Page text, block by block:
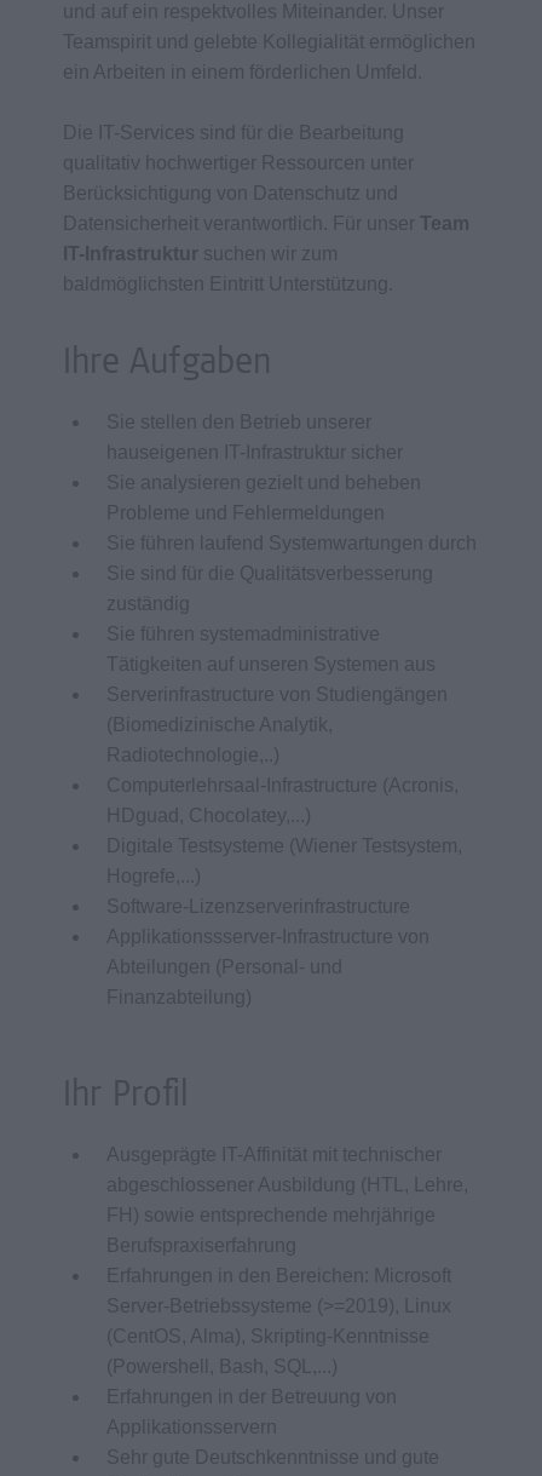
und auf ein respektvolles Miteinander. Unser
Teamspirit und gelebte Kollegialität ermöglichen
ein Arbeiten in einem förderlichen Umfeld.
Die IT-Services sind für die Bearbeitung
qualitativ hochwertiger Ressourcen unter
Berücksichtigung von Datenschutz und
Datensicherheit verantwortlich. Für unser Team
IT-Infrastruktur suchen wir zum
baldmöglichsten Eintritt Unterstützung.
Ihre Aufgaben
Sie stellen den Betrieb unserer
hauseigenen IT-Infrastruktur sicher
Sie analysieren gezielt und beheben
Probleme und Fehlermeldungen
Sie führen laufend Systemwartungen durch
Sie sind für die Qualitätsverbesserung
zuständig
Sie führen systemadministrative
Tätigkeiten auf unseren Systemen aus
Serverinfrastructure von Studiengängen
(Biomedizinische Analytik,
Radiotechnologie,..)
Computerlehrsaal-Infrastructure (Acronis,
HDguad, Chocolatey,...)
Digitale Testsysteme (Wiener Testsystem,
Hogrefe,...)
Software-Lizenzserverinfrastructure
Applikationssserver-Infrastructure von
Abteilungen (Personal- und
Finanzabteilung)
Ihr Profil
Ausgeprägte IT-Affinität mit technischer
abgeschlossener Ausbildung (HTL, Lehre,
FH) sowie entsprechende mehrjährige
Berufspraxiserfahrung
Erfahrungen in den Bereichen: Microsoft
Server-Betriebssysteme (>=2019), Linux
(CentOS, Alma), Skripting-Kenntnisse
(Powershell, Bash, SQL,...)
Erfahrungen in der Betreuung von
Applikationsservern
Sehr gute Deutschkenntnisse und gute